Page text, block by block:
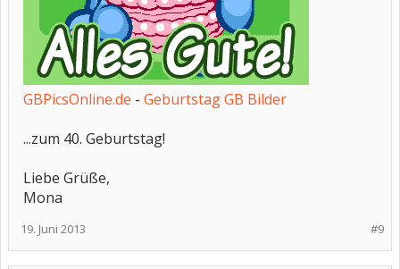
GBPicsOnline.de - Geburtstag GB Bilder
...zum 40. Geburtstag!
Liebe Grüße,
Mona
#9
19. Juni 2013